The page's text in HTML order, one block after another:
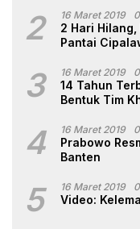
2 16 Maret 2019
2 Hari
Pantai
3 16 Maret 2019
14 Tahun
Bentuk Tim
4 16 Maret 2019
Prabowo
Banten
5 16 Maret 2019
Video: